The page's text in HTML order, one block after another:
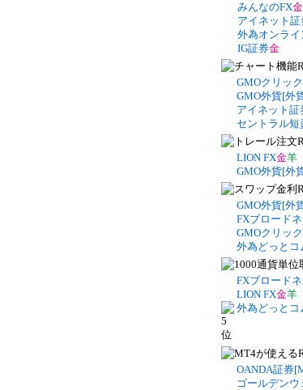
みんなのFX金
アイネット証
外為オンライ
IG証券金
GMOクリッ
GMO外貨[外
アイネット証
セントラル短
LION FX金羊
GMO外貨[外
GMO外貨[外
FXブロードネ
GMOクリッ
外為どっとコ
FXブロードネ
LION FX金羊
外為どっとコ
OANDA証券
ゴールデン